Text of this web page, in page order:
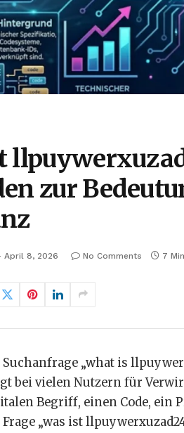
zur
April 8, 2026 No Comments 7
Suchanfrage „what is
bei vielen Nutzern für
Begriff, einen Code, ein
Frage „was ist